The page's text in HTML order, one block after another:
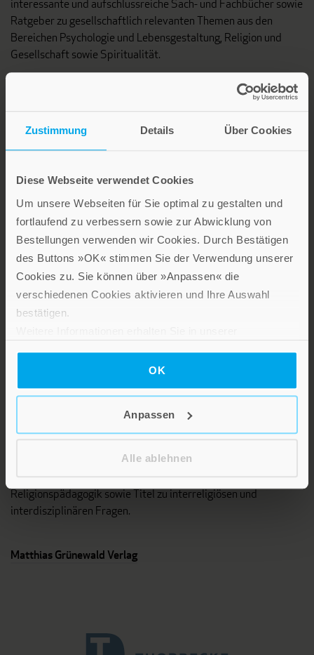
Zustimmung Details Über Cookies
Diese Webseite verwendet Cookies
Um unsere Webseiten für Sie optimal zu gestalten und
fortlaufend zu verbessern sowie zur Abwicklung von
Bestellungen verwenden wir Cookies. Durch Bestätigen
des Buttons »OK« stimmen Sie der Verwendung unserer
Cookies zu. Sie können über »Anpassen« die
verschiedenen Cookies aktivieren und Ihre Auswahl
bestätigen.
OK
Anpassen
Alle ablehnen
interessante und aufschlussreiche Sach- und Fachbücher sowie
Ratgeber zu gesellschaftlich relevanten Themen aus den
Bereichen Psychologie und Lebensgestaltung, Religion und
Gesellschaft sowie Spiritualität.
Lebensfreude in farbenfroher Gestaltung: Persönliche
Geschenke mit wohltuenden Inspirationen. Irische
Segenswünsche und Geschenkbücher zum Thema älter
werden. Grußkarten für Geburtstage, zur Ermutigung, zu Trost
und Trauer.
Verlag am Eschbach
Zeitschriften aus unterschiedlichen Fächern der Theologie, vor
Religionspädagogik sowie Titel zu interreligiösen und
interdisziplinären Fragen.
Matthias Grünewald Verlag